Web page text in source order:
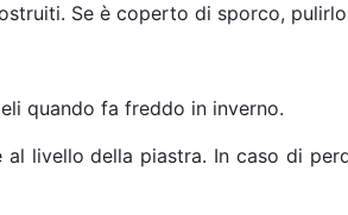
Se è coperto di sporco,
quando fa freddo in inverno.
livello della piastra. In caso di